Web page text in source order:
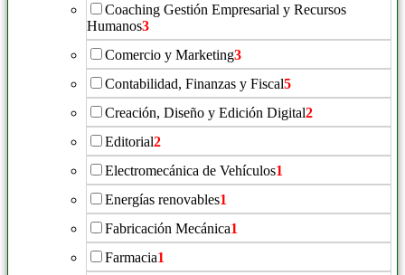
Coaching Gestión Empresarial y Recursos
Humanos3
Comercio y Marketing3
Contabilidad, Finanzas y Fiscal5
Creación, Diseño y Edición Digital2
Editorial2
Electromecánica de Vehículos1
Energías renovables1
Fabricación Mecánica1
Farmacia1